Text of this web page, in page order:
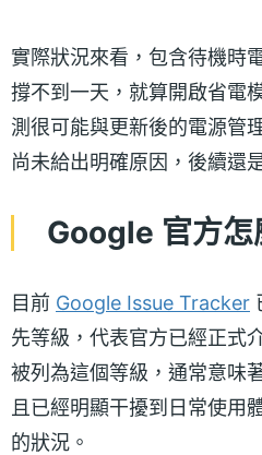
實際狀況來看，包含待機時
撐不到一天，就算開啟省電
測很可能與更新後的電源管
尚未給出明確原因，後續還
Google 官方怎
目前 Google Issue Tracker
先等級，代表官方已經正式
被列為這個等級，通常意味
且已經明顯干擾到日常使用
的狀況。